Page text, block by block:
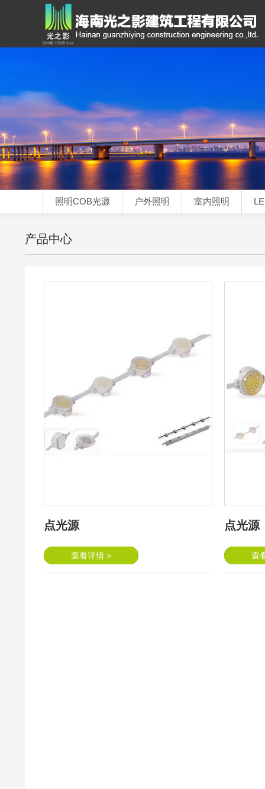
照明COB光源 户外照明 室内照明
产品中心
点光源
查看详情 >
点光源
查